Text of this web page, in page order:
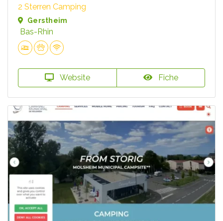
2 Sterren Camping
Gerstheim
Bas-Rhin
Website Fiche